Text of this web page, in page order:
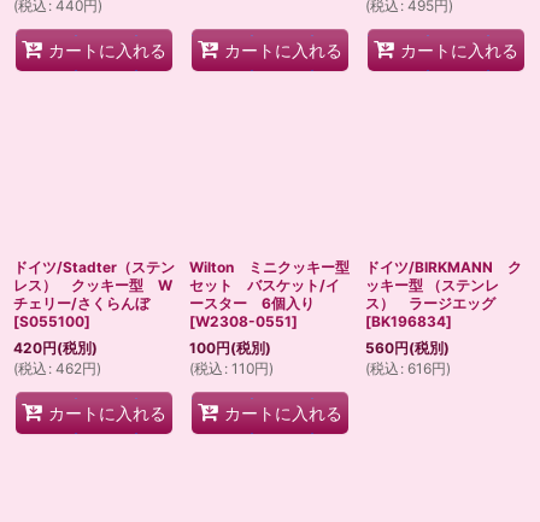
(税込 : 440円)
カートに入れる カートに入れる
(税込 : 495円)
カートに入れる
ドイツ/Stadter（ステン
レス） クッキー型 W
チェリー/さくらんぼ
[S055100]
420円(税別)
(税込 : 462円)
カートに入れる
Wilton ミニクッキー型
セット バスケット/イ
ースター 6個入り
[W2308-0551]
100円(税別)
(税込 : 110円)
カートに入れる
ドイツ/BIRKMANN ク
ッキー型 （ステンレ
ス） ラージエッグ
[BK196834]
560円(税別)
(税込 : 616円)